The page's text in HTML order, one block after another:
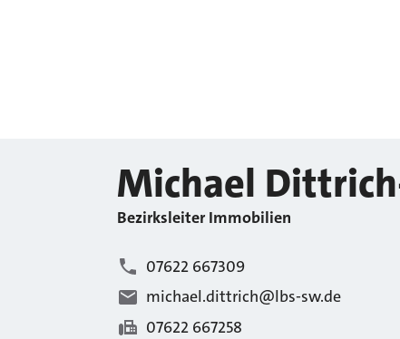
Michael
Bezirksleiter Immobilien
07622 667309
michael.dittrich@lbs-sw.de
07622 667258